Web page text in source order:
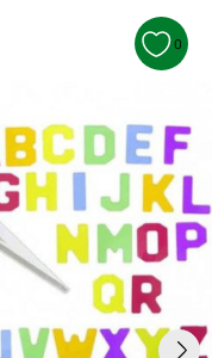
0